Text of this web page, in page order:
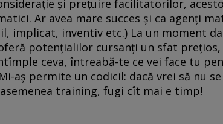
şi preţuire facilitatorilor,
Ar avea mare succes şi ca agenţi
implicat, inventiv etc.) La un moment
potenţialilor cursanţi un sfat
ceva, întreabă-te ce vei face tu
aş permite un codicil: dacă vrei să nu
training, fugi cît mai e timp!